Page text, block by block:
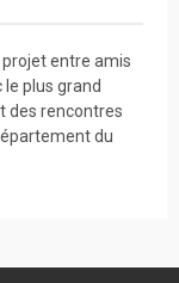
projet entre amis
le plus grand
des rencontres
du